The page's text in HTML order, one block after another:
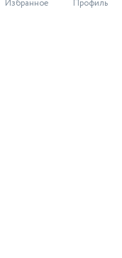
Избранное Профиль
У нас есть всё!